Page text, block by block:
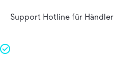
Support Hotline für Händler